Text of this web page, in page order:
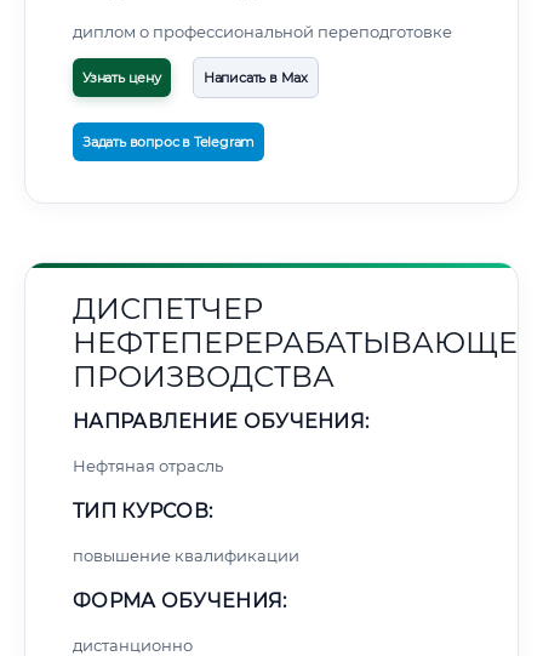
диплом о профессиональной переподготовке
Узнать цену Написать в Max
Задать вопрос в Telegram
ДИСПЕТЧЕР
ПРОИЗВОДСТВА
НАПРАВЛЕНИЕ ОБУЧЕНИЯ:
Нефтяная отрасль
ТИП КУРСОВ:
повышение квалификации
ФОРМА ОБУЧЕНИЯ:
дистанционно